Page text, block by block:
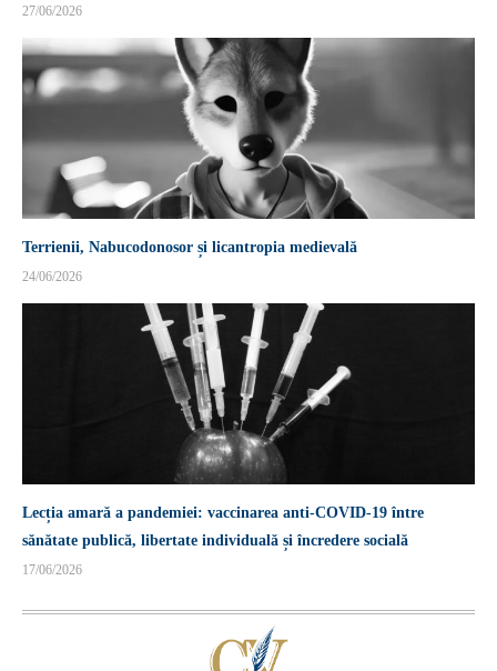
27/06/2026
Terrienii, Nabucodonosor și licantropia medievală
24/06/2026
Lecția amară a pandemiei: vaccinarea anti-COVID-19 între
sănătate publică, libertate individuală și încredere socială
17/06/2026